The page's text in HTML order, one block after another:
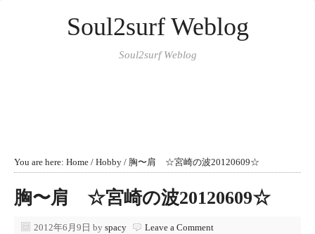
Soul2surf Weblog
Soul2surf Weblog
You are here: Home / Hobby / 胸〜肩 ☆宮崎の波20120609☆
胸〜肩 ☆宮崎の波20120609☆
2012年6月9日 by spacy Leave a Comment